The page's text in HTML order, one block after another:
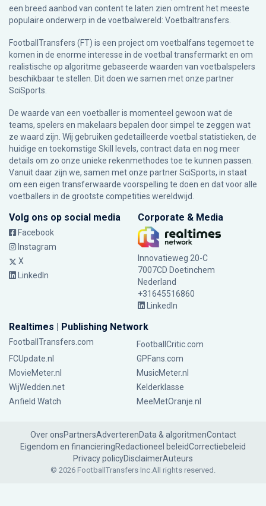
een breed aanbod van content te laten zien omtrent het meeste
populaire onderwerp in de voetbalwereld: Voetbaltransfers.
FootballTransfers (FT) is een project om voetbalfans tegemoet te
komen in de enorme interesse in de voetbal transfermarkt en om
realistische op algoritme gebaseerde waarden van voetbalspelers
beschikbaar te stellen. Dit doen we samen met onze partner
SciSports
De waarde van een voetballer is momenteel gewoon wat de
teams, spelers en makelaars bepalen door simpel te zeggen wat
ze waard zijn. Wij gebruiken gedetailleerde voetbal statistieken, de
huidige en toekomstige Skill levels, contract data en nog meer
details om zo onze unieke rekenmethodes toe te kunnen passen.
Vanuit daar zijn we, samen met onze partner SciSports, in staat
om een eigen transferwaarde voorspelling te doen en dat voor alle
voetballers in de grootste competities wereldwijd.
Volg ons op social media
Facebook
Instagram
X
LinkedIn
Corporate & Media
Innovatieweg 20-C
7007CD Doetinchem
Nederland
+31645516860
LinkedIn
Realtimes | Publishing Network
FootballTransfers.com
FootballCritic.com
FCUpdate.nl
GPFans.com
MovieMeter.nl
MusicMeter.nl
WijWedden.net
Kelderklasse
Anfield Watch
MeeMetOranje.nl
Over onsPartnersAdverterenData & algoritmenContact
Eigendom en financieringRedactioneel beleidCorrectiebeleid
Privacy policyDisclaimerAuteurs
© 2026 FootballTransfers Inc.All rights reserved.